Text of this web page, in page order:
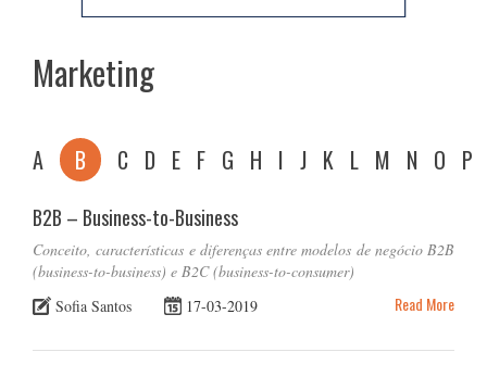
Marketing
A B C D E F G H I J K L M N O P
B2B – Business-to-Business
Conceito, características e diferenças entre modelos de negócio B2B
(business-to-business) e B2C (business-to-consumer)
Sofia Santos
17-03-2019 Read More